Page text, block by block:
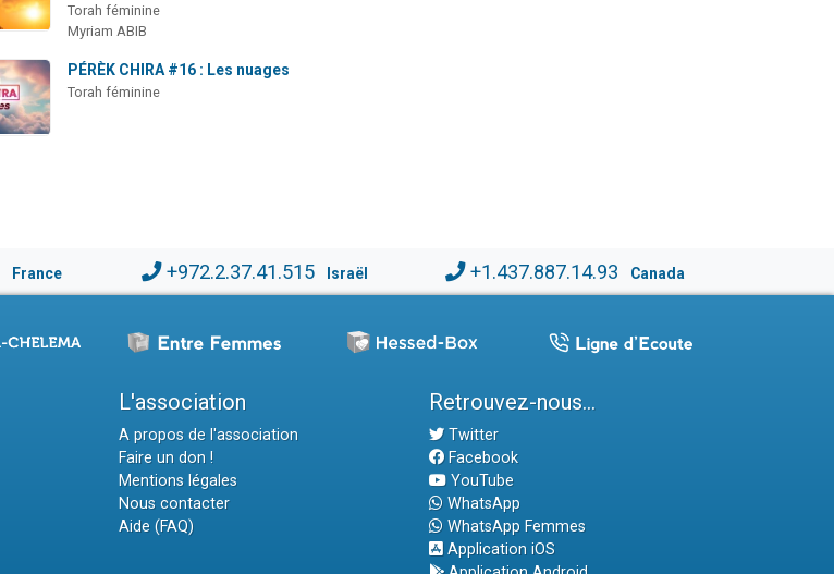
Torah féminine
Myriam ABIB
PÉRÈK CHIRA #16 : Les nuages
Torah féminine
France +972.2.37.41.515 Israël +1.437.887.14.93 Canada
L'association
A propos de l'association
Faire un don !
Mentions légales
Nous contacter
Aide (FAQ)
Retrouvez-nous...
Twitter
Facebook
YouTube
WhatsApp
WhatsApp Femmes
Application iOS